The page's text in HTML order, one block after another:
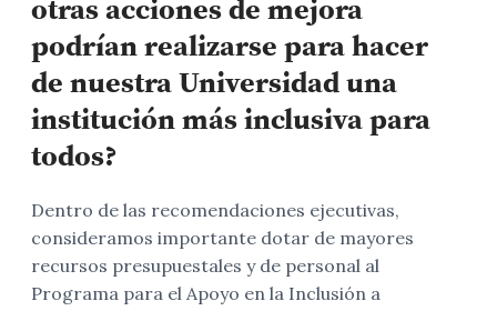
otras acciones de mejora
podrían realizarse para hacer
de nuestra Universidad una
institución más inclusiva para
todos?
Dentro de las recomendaciones ejecutivas,
consideramos importante dotar de mayores
recursos presupuestales y de personal al
Programa para el Apoyo en la Inclusión a